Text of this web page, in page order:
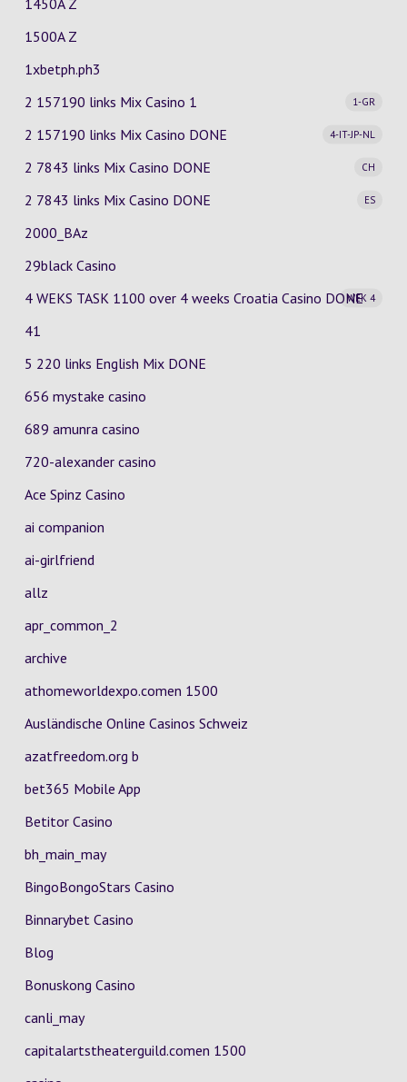
1450A Z
1500A Z
1xbetph.ph3
2 157190 links Mix Casino
1-GR
1
2 157190 links Mix Casino
4-IT-JP-NL
DONE
2 7843 links Mix Casino
CH
DONE
2 7843 links Mix Casino
ES
DONE
2000_BAz
29black Casino
4 WEKS TASK 1100 over 4 weeks Croatia Casino
WEK 4
DONE
41
5 220 links English Mix DONE
656 mystake casino
689 amunra casino
720-alexander casino
Ace Spinz Casino
ai companion
ai-girlfriend
allz
apr_common_2
archive
athomeworldexpo.comen 1500
Ausländische Online Casinos Schweiz
azatfreedom.org b
bet365 Mobile App
Betitor Casino
bh_main_may
BingoBongoStars Casino
Binnarybet Casino
Blog
Bonuskong Casino
canli_may
capitalartstheaterguild.comen 1500